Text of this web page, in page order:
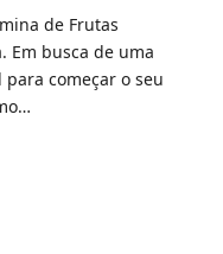
de Frutas
Em busca de uma
começar o seu